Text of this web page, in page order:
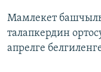
Мамлекет
талапкердин
апрелге